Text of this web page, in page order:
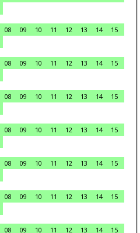
08 09 10 11 12 13 14
15
08 09 10 11 12 13 14
15
08 09 10 11 12 13 14
15
08 09 10 11 12 13 14
15
08 09 10 11 12 13 14
15
08 09 10 11 12 13 14
15
08 09 10 11 12 13 14
15